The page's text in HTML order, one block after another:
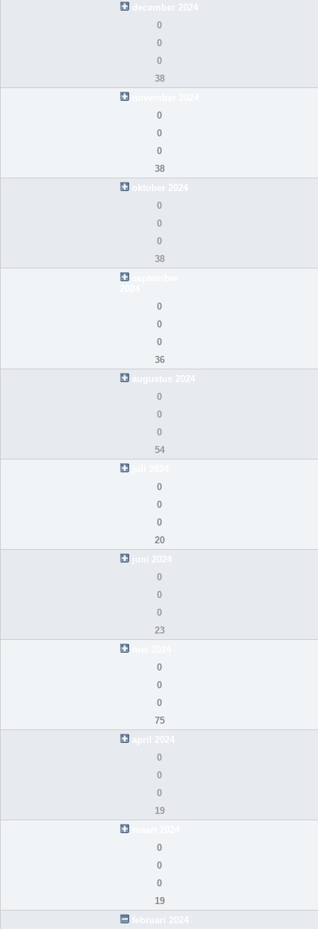
december 2024
0
0
0
38
0
0
0
38
oktober 2024
0
0
0
38
0
0
0
36
augustus 2024
0
0
0
54
0
0
0
20
juni 2024
0
0
0
23
0
0
0
75
april 2024
0
0
0
19
0
0
0
19
februari 2024